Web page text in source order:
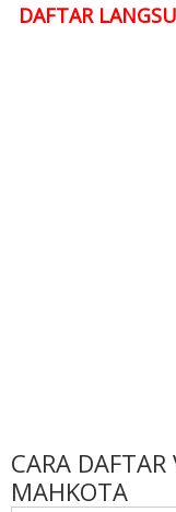
DAFTAR
CARA
MAHKOTA